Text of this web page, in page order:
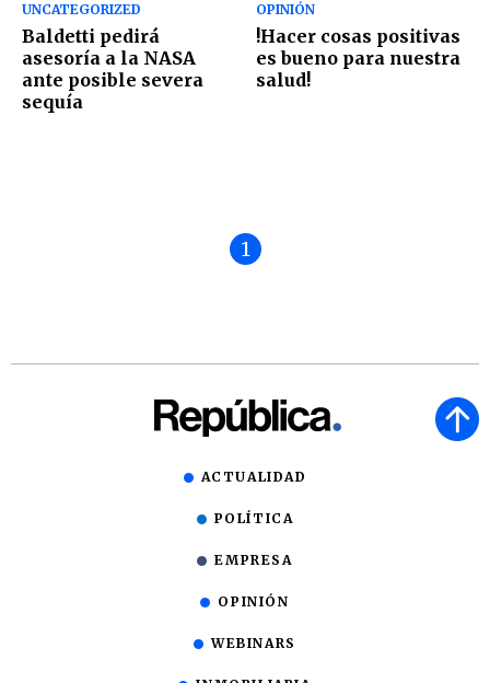
UNCATEGORIZED
Baldetti pedirá
asesoría a la NASA
ante posible severa
sequía
OPINIÓN
!Hacer cosas positivas
es bueno para nuestra
salud!
1
ACTUALIDAD
POLÍTICA
EMPRESA
OPINIÓN
WEBINARS